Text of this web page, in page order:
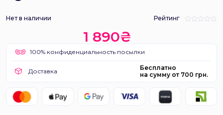
Нет в наличии Рейтинг
1 890₴
100% конфиденциальность посылки
Доставка
Бесплатно
на сумму от 700 грн.